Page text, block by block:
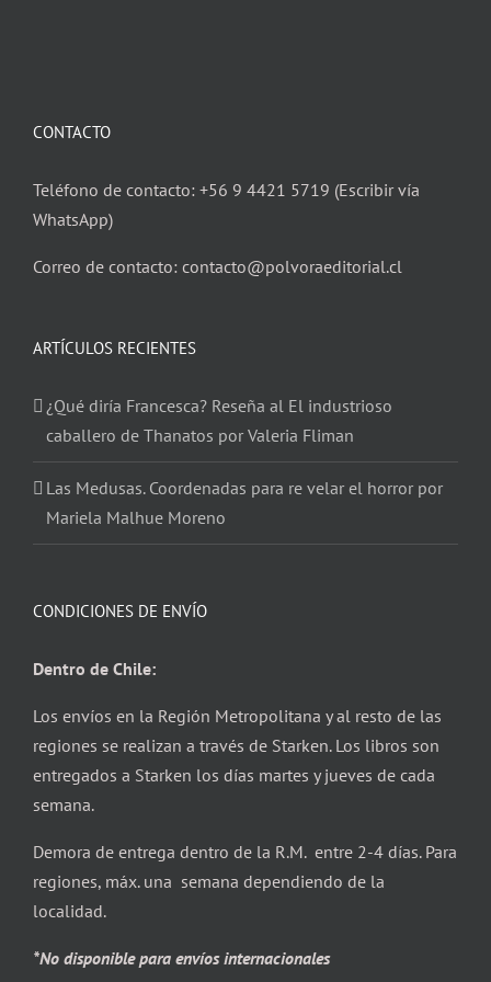
CONTACTO
Teléfono de contacto: +56 9 4421 5719 (Escribir vía
WhatsApp)
Correo de contacto: contacto@polvoraeditorial.cl
ARTÍCULOS RECIENTES
¿Qué diría Francesca? Reseña al El industrioso
caballero de Thanatos por Valeria Fliman
Las Medusas. Coordenadas para re velar el horror por
Mariela Malhue Moreno
CONDICIONES DE ENVÍO
Dentro de Chile:
Los envíos en la Región Metropolitana y al resto de las
regiones se realizan a través de Starken. Los libros son
entregados a Starken los días martes y jueves de cada
semana.
Demora de entrega dentro de la R.M. entre 2-4 días. Para
regiones, máx. una semana dependiendo de la
localidad.
*No disponible para envíos internacionales